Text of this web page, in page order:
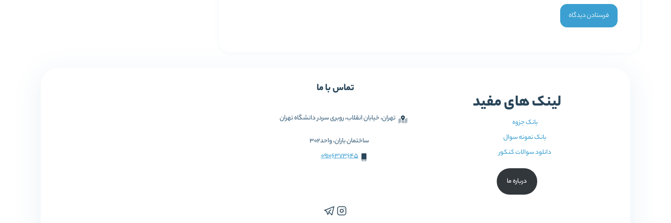
لینک های مفید
بانک جزوه
بانک نمونه سوال
دانلود سوالات کنکور
درباره ما
تماس با ما
تهران، خیابان انقلاب، روبری سردر دانشگاه تهران
ساختمان باران، واحد302
09106373645